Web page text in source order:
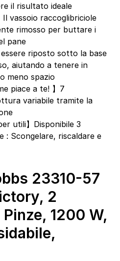
il risultato ideale
Il vassoio raccoglibriciole
rimosso per buttare i
pane
riposto sotto la base
aiutando a tenere in
meno spazio
piace a te! 】7
variabile tramite la
utili】Disponibile 3
: Scongelare, riscaldare e
23310-57
2
1200 W,